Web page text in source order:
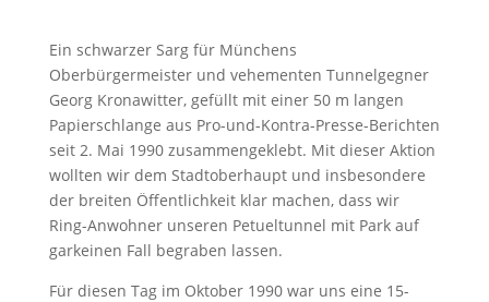
Ein schwarzer Sarg für Münchens
Oberbürgermeister und vehementen Tunnelgegner
Georg Kronawitter, gefüllt mit einer 50 m langen
Papierschlange aus Pro-und-Kontra-Presse-Berichten
seit 2. Mai 1990 zusammengeklebt. Mit dieser Aktion
wollten wir dem Stadtoberhaupt und insbesondere
der breiten Öffentlichkeit klar machen, dass wir
Ring-Anwohner unseren Petueltunnel mit Park auf
garkeinen Fall begraben lassen.
Für diesen Tag im Oktober 1990 war uns eine 15-